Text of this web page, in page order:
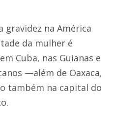
gravidez na América
da mulher é
Cuba, nas Guianas e
—além de Oaxaca,
também na capital do